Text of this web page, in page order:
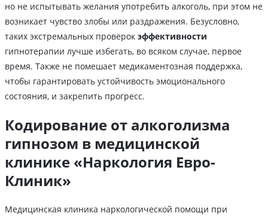
но не испытывать желания употребить алкоголь, при этом не
возникает чувство злобы или раздражения. Безусловно,
таких экстремальных проверок эффективности
гипнотерапии лучше избегать, во всяком случае, первое
время. Также не помешает медикаментозная поддержка,
чтобы гарантировать устойчивость эмоционального
состояния, и закрепить прогресс.
Кодирование от алкоголизма
гипнозом в медицинской
клинике «Наркология Евро-
Клиник»
Медицинская клиника наркологической помощи при